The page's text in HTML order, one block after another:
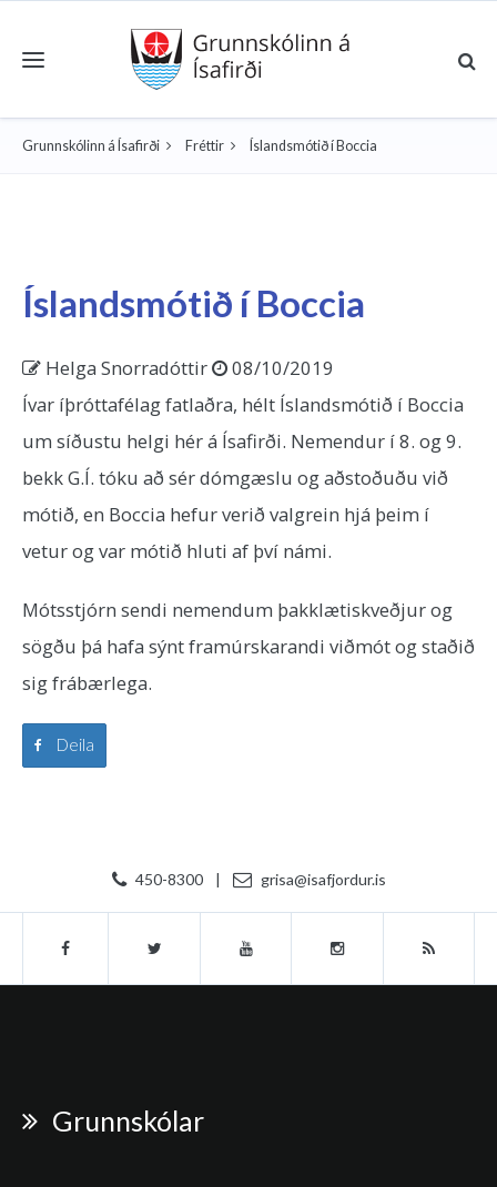
Toggle navigation
Grunnskólinn á Ísafirði Fréttir Íslandsmótið í Boccia
Íslandsmótið í Boccia
Helga Snorradóttir
08/10/2019
Ívar íþróttafélag fatlaðra, hélt Íslandsmótið í Boccia
um síðustu helgi hér á Ísafirði. Nemendur í 8. og 9.
bekk G.Í. tóku að sér dómgæslu og aðstoðuðu við
mótið, en Boccia hefur verið valgrein hjá þeim í
vetur og var mótið hluti af því námi.
Mótsstjórn sendi nemendum þakklætiskveðjur og
sögðu þá hafa sýnt framúrskarandi viðmót og staðið
sig frábærlega.
Deila
450-8300 | grisa@isafjordur.is
Grunnskólar